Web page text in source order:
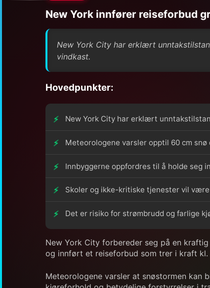
New York innfører reiseforbud
New York City har erklært
vindkast.
Hovedpunkter:
New York City har erklært
Meteorologene varsler opptil 60 cm
Innbyggerne oppfordres til å holde seg
Skoler og ikke-kritiske tjenester vil
Det er risiko for strømbrudd og farlige
New York City forbereder seg på en
og innført et reiseforbud som trer i kraft kl.
Meteorologene varsler at snøstormen